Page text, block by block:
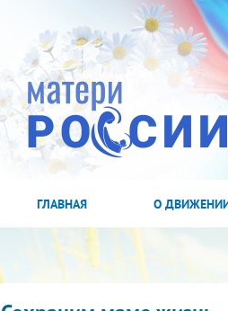
ГЛАВНАЯ О